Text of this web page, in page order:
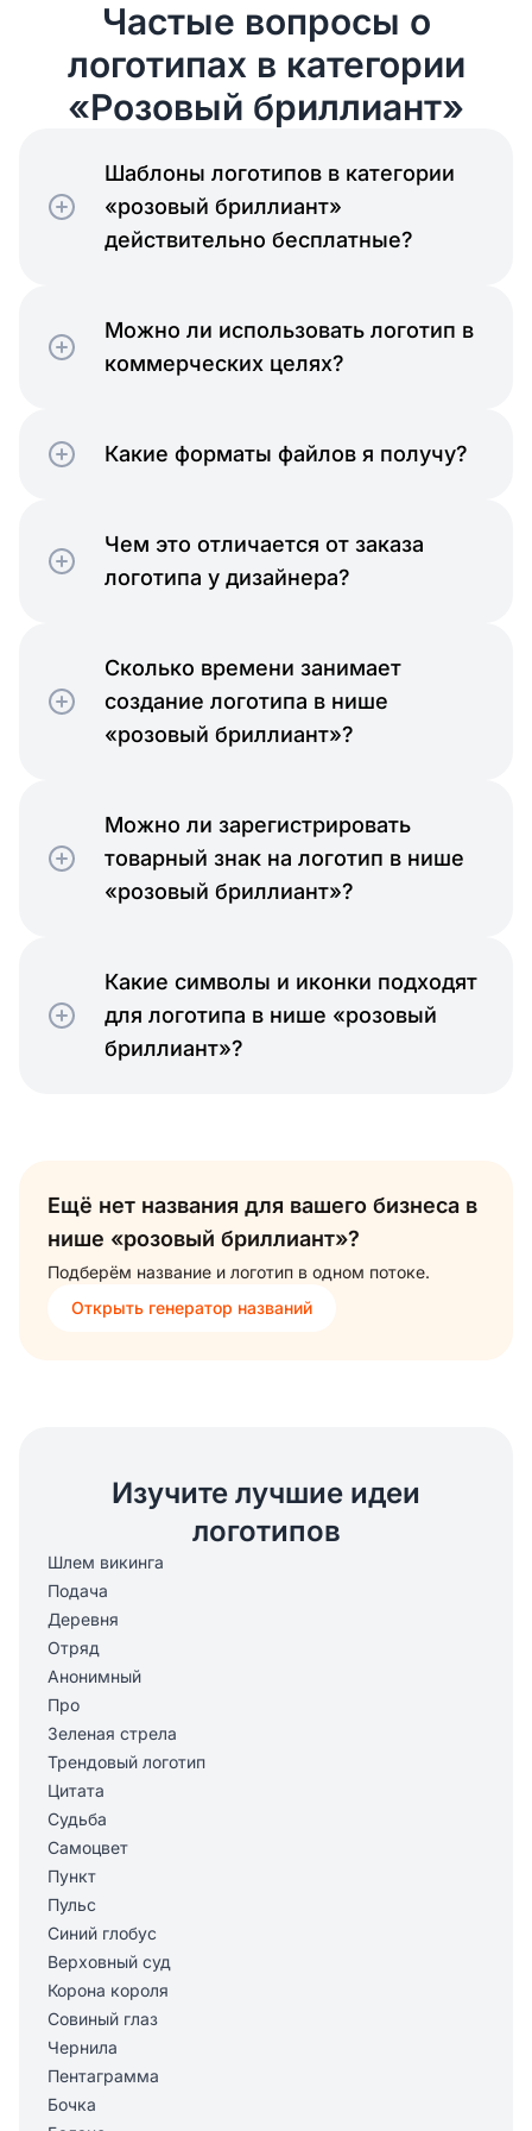
Частые вопросы о
логотипах в категории
«Розовый бриллиант»
Шаблоны логотипов в категории
«розовый бриллиант»
действительно бесплатные?
Можно ли использовать логотип в
коммерческих целях?
Какие форматы файлов я получу?
Чем это отличается от заказа
логотипа у дизайнера?
Сколько времени занимает
создание логотипа в нише
«розовый бриллиант»?
Можно ли зарегистрировать
товарный знак на логотип в нише
«розовый бриллиант»?
Какие символы и иконки подходят
для логотипа в нише «розовый
бриллиант»?
Ещё нет названия для вашего бизнеса в
нише «розовый бриллиант»?
Подберём название и логотип в одном потоке.
Открыть генератор названий
Изучите лучшие идеи
логотипов
Шлем викинга
Подача
Деревня
Отряд
Анонимный
Про
Зеленая стрела
Трендовый логотип
Цитата
Судьба
Самоцвет
Пункт
Пульс
Синий глобус
Верховный суд
Корона короля
Совиный глаз
Чернила
Пентаграмма
Бочка